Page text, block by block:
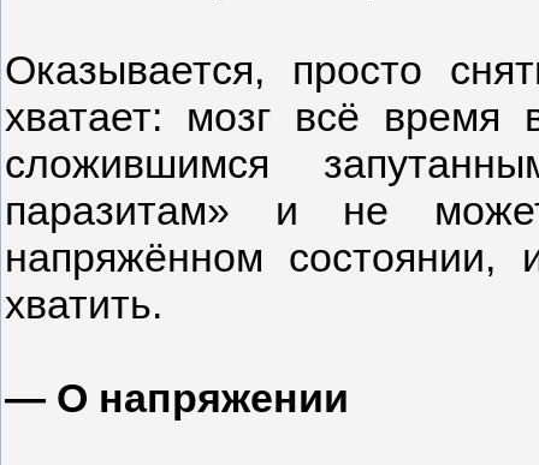
Оказывается, просто
хватает: мозг всё время
сложившимся
паразитам» и не
напряжённом
хватить.
— О напряжении